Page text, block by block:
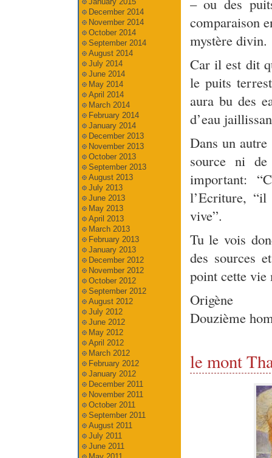
– ou des
comparaison
mystère divin.
Car il est dit
le puits
aura bu des
d’eau
Dans un
source ni
important:
l’Ecriture, “il
vive”.
Tu le vois
des sources
point cette
Origène
Douzième
le mont
December 2014
November 2014
October 2014
September 2014
August 2014
July 2014
June 2014
May 2014
April 2014
March 2014
February 2014
January 2014
December 2013
November 2013
October 2013
September 2013
August 2013
July 2013
June 2013
May 2013
April 2013
March 2013
February 2013
January 2013
December 2012
November 2012
October 2012
September 2012
August 2012
July 2012
June 2012
May 2012
April 2012
March 2012
February 2012
January 2012
December 2011
November 2011
October 2011
September 2011
August 2011
July 2011
June 2011